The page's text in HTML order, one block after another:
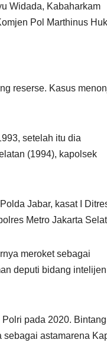
Widada, Kabaharkam
Pol Marthinus
reserse. Kasus
setelah itu dia
(1994), kapolsek
Jabar, kasat I
Metro Jakarta
meroket sebagai
deputi bidang
pada 2020. Bintang
astamarena